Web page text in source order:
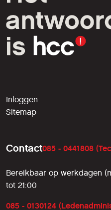
Inloggen
Sitemap
Contact085 - 0441808
Bereikbaar op werkdagen
tot 21:00
085 - 0130124